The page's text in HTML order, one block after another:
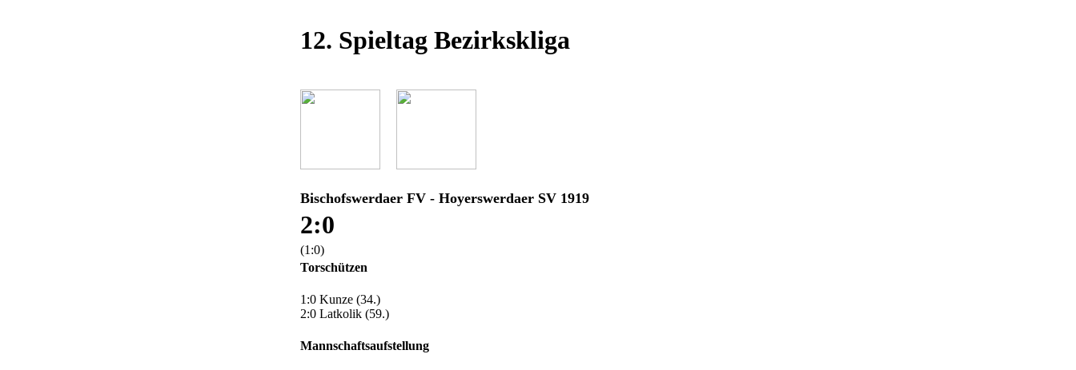
12. Spieltag Bezirkskliga
Bischofswerdaer FV - Hoyerswerdaer SV 1919
2:0
(1:0)
Torschützen
1:0 Kunze (34.)
2:0 Latkolik (59.)
Mannschaftsaufstellung